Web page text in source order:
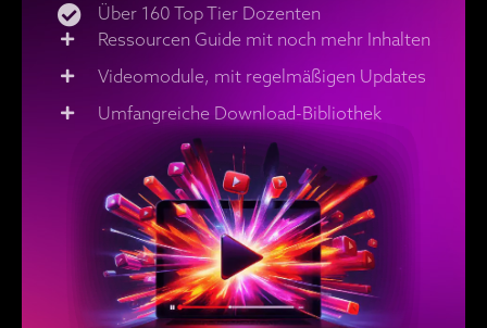
Über 160 Top Tier Dozenten
Ressourcen Guide mit noch mehr Inhalten
Videomodule, mit regelmäßigen Updates
Umfangreiche Download-Bibliothek